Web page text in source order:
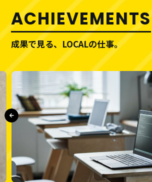
ACHIEVEMENTS
成果で見る、LOCALの仕事。